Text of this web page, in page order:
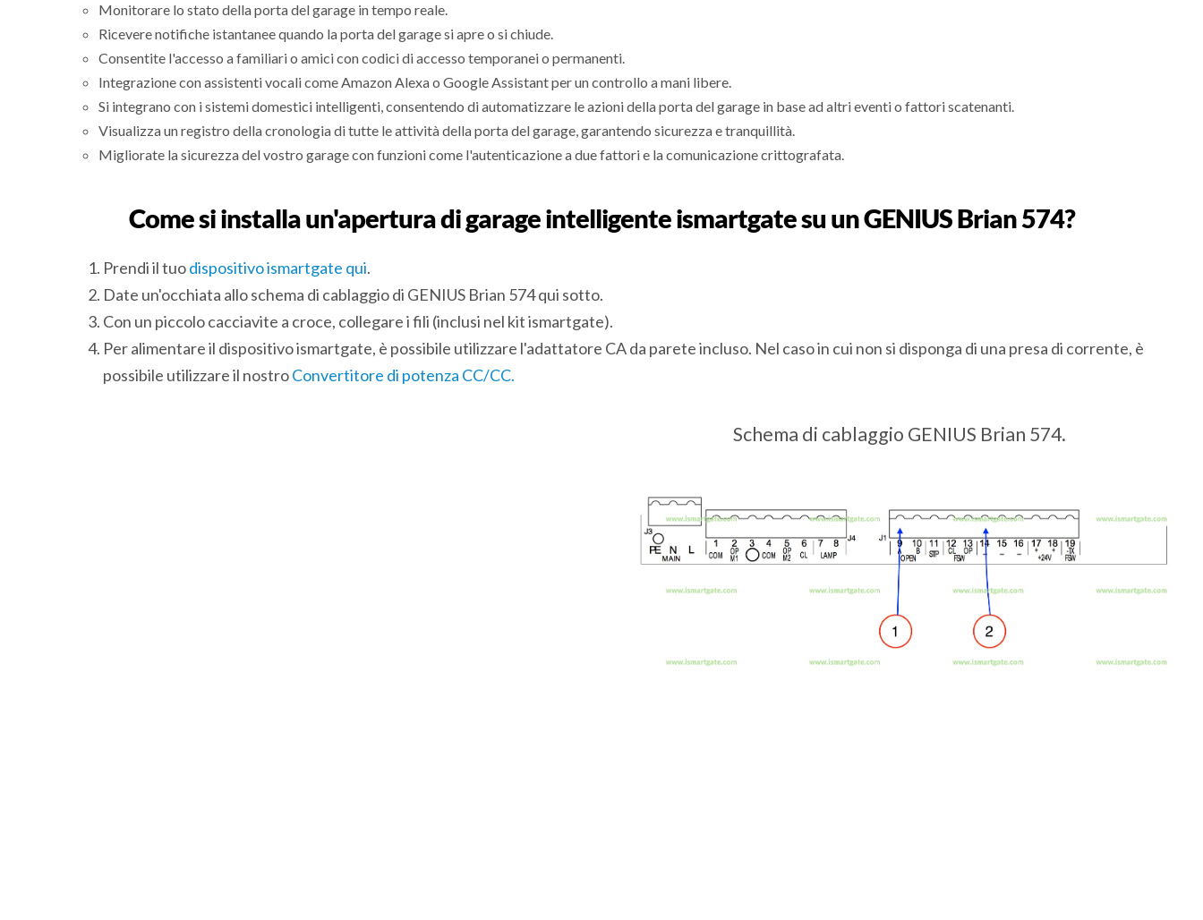
Monitorare lo stato della porta del garage in tempo reale.
Ricevere notifiche istantanee quando la porta del garage si apre o si chiude.
Consentite l'accesso a familiari o amici con codici di accesso temporanei o permanenti.
Integrazione con assistenti vocali come Amazon Alexa o Google Assistant per un controllo a mani libere.
Si integrano con i sistemi domestici intelligenti, consentendo di automatizzare le azioni della porta del garage in base ad altri eventi o fattori scatenanti.
Visualizza un registro della cronologia di tutte le attività della porta del garage, garantendo sicurezza e tranquillità.
Migliorate la sicurezza del vostro garage con funzioni come l'autenticazione a due fattori e la comunicazione crittografata.
Come si installa un'apertura di garage intelligente ismartgate su un GENIUS Brian 574?
Prendi il tuodispositivo ismartgate qui.
Date un'occhiata allo schema di cablaggio di GENIUS Brian 574 qui sotto.
Con un piccolo cacciavite a croce, collegare i fili (inclusi nel kit ismartgate).
Per alimentare il dispositivo ismartgate, è possibile utilizzare l'adattatore CA da parete incluso. Nel caso in cui non si disponga di una presa di corrente, è
possibile utilizzare il nostroConvertitore di potenza CC/CC.
Schema di cablaggio GENIUS Brian 574.